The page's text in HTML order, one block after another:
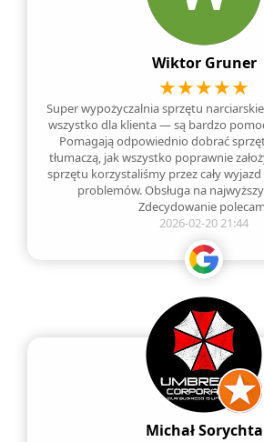
Wiktor Gruner
Super wypożyczalnia sprzętu
wszystko dla klienta — są bardzo
Pomagają odpowiednio dobrać
tłumaczą, jak wszystko poprawnie
sprzętu korzystaliśmy przez cały wyjazd
problemów. Obsługa na
Zdecydowanie
2026-02-20 21:44
Michał Sorychta